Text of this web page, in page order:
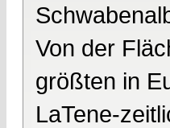
Von der
größten in
LaTene-